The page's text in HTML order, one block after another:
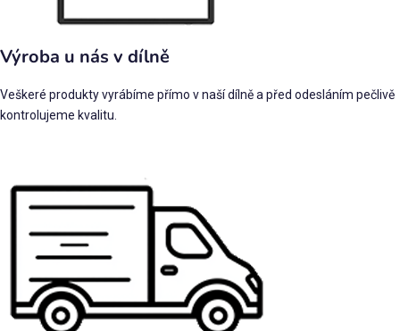
Výroba u nás v dílně
Veškeré produkty vyrábíme přímo v naší dílně a před odesláním pečlivě
kontrolujeme kvalitu.